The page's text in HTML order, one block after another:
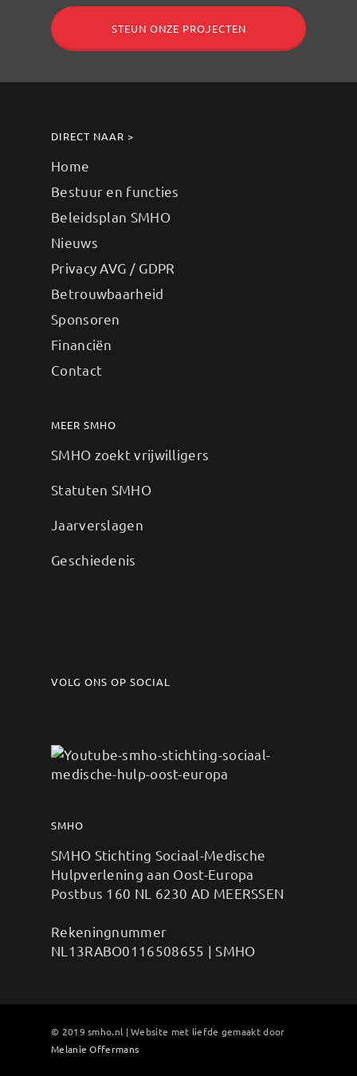
STEUN ONZE PROJECTEN
DIRECT NAAR >
Home
Bestuur en functies
Beleidsplan SMHO
Nieuws
Privacy AVG / GDPR
Betrouwbaarheid
Sponsoren
Financiën
Contact
MEER SMHO
SMHO zoekt vrijwilligers
Statuten SMHO
Jaarverslagen
Geschiedenis
VOLG ONS OP SOCIAL
SMHO
SMHO Stichting Sociaal-Medische
Hulpverlening aan Oost-Europa
Postbus 160 NL 6230 AD MEERSSEN
Rekeningnummer
NL13RABO0116508655 | SMHO
© 2019 smho.nl | Website met liefde gemaakt door
Melanie Offermans